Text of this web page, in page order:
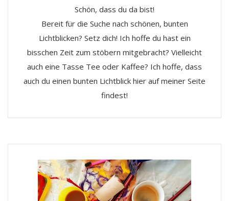
Schön, dass du da bist!
Bereit für die Suche nach schönen, bunten
Lichtblicken? Setz dich! Ich hoffe du hast ein
bisschen Zeit zum stöbern mitgebracht? Vielleicht
auch eine Tasse Tee oder Kaffee? Ich hoffe, dass
auch du einen bunten Lichtblick hier auf meiner Seite
findest!